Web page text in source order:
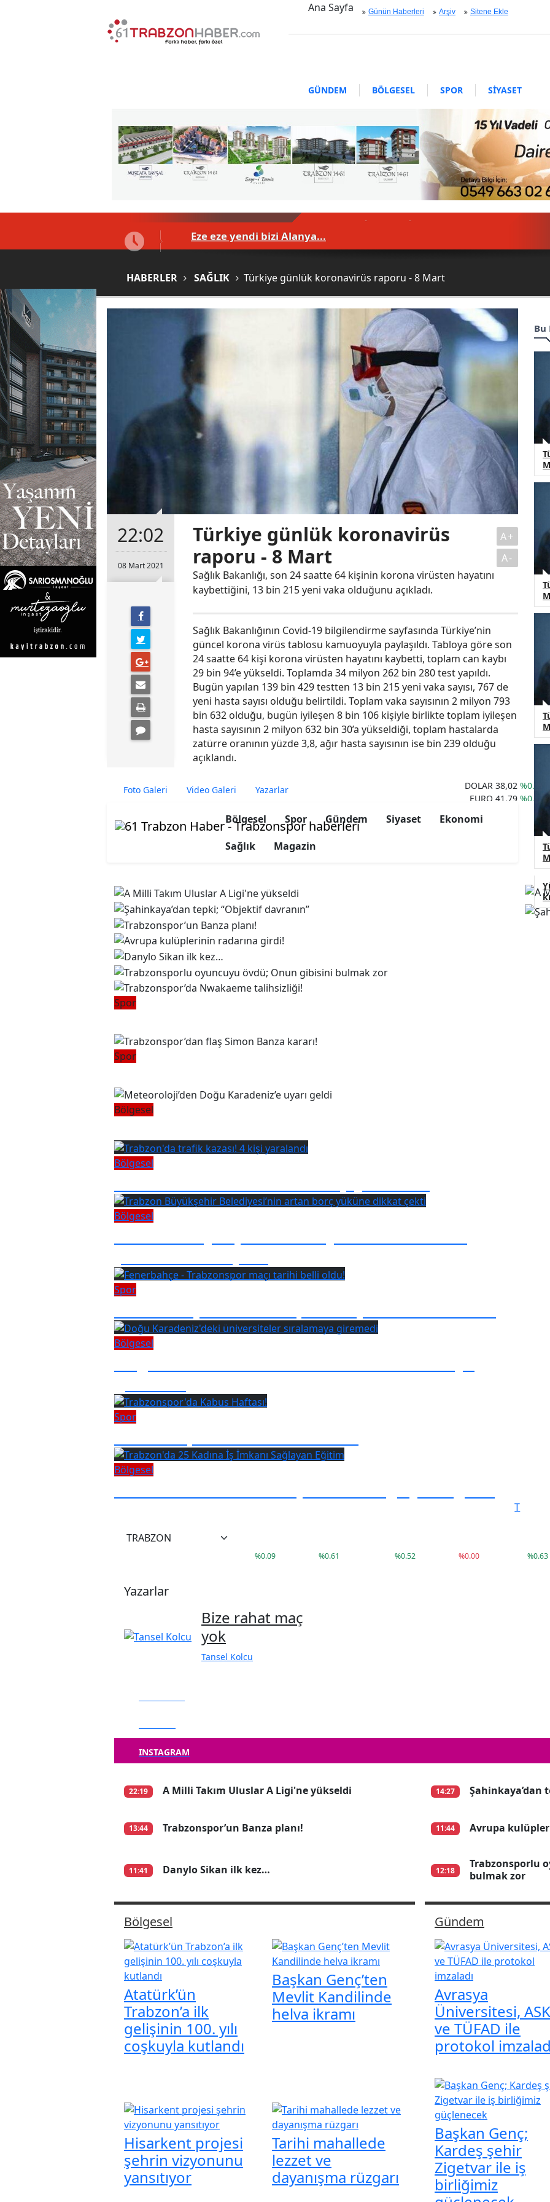
Ana Sayfa Günün Haberleri Arşiv Sitene Ekle
GÜNDEM BÖLGESEL SPOR SİYASET
EKONOMİ ASAYİŞ SAĞLIK MAGAZİN
BİLİM - TEKNOLOJİ
Eze eze yendi bizi Alanya...
HABERLER SAĞLIK Türkiye günlük koronavirüs raporu - 8 Mart
22:02
08 Mart 2021
Türkiye günlük koronavirüs
raporu - 8 Mart
Sağlık Bakanlığı, son 24 saatte 64 kişinin korona virüsten hayatını
kaybettiğini, 13 bin 215 yeni vaka olduğunu açıkladı.
A+
A-
Sağlık Bakanlığının Covid-19 bilgilendirme sayfasında Türkiye’nin
güncel korona virüs tablosu kamuoyuyla paylaşıldı. Tabloya göre son
24 saatte 64 kişi korona virüsten hayatını kaybetti, toplam can kaybı
29 bin 94’e yükseldi. Toplamda 34 milyon 262 bin 280 test yapıldı.
Bugün yapılan 139 bin 429 testten 13 bin 215 yeni vaka sayısı, 767 de
yeni hasta sayısı olduğu belirtildi. Toplam vaka sayısının 2 milyon 793
bin 632 olduğu, bugün iyileşen 8 bin 106 kişiyle birlikte toplam iyileşen
hasta sayısının 2 milyon 632 bin 30’a yükseldiği, toplam hastalarda
zatürre oranının yüzde 3,8, ağır hasta sayısının ise bin 239 olduğu
açıklandı.
Foto Galeri Video Galeri Yazarlar DOLAR 38,02 %0.09
EURO 41,79 %0.61
%0.61
ALTIN
%0.52
%0.00
%0.63
%2.91
Bölgesel Spor Gündem Siyaset
Ekonomi
Sağlık
Magazin
Spor
Spor
Bölgesel
Bölgesel
Bölgesel
Spor
Bölgesel
Spor
Bölgesel
T
%0.09 %0.61 %0.52 %0.00 %0.63
Yazarlar
Bize rahat maç
yok
Tansel Kolcu
INSTAGRAM
22:19 A Milli Takım Uluslar A Ligi'ne yükseldi 14:27 Şahinkaya’dan
13:44 Trabzonspor’un Banza planı! 11:44 Avrupa
11:41 Danylo Sikan ilk kez… 12:18
Trabzonsporlu
bulmak zor
Bölgesel
Atatürk’ün
Trabzon’a ilk
gelişinin 100. yılı
coşkuyla kutlandı
Başkan Genç’ten
Mevlit Kandilinde
helva ikramı
Hisarkent projesi
şehrin vizyonunu
yansıtıyor
Tarihi mahallede
lezzet ve
dayanışma rüzgarı
Gündem
Avrasya
Üniversitesi,
ve TÜFAD ile
protokol
Başkan Genç;
Kardeş şehir
Zigetvar ile iş
birliğimiz
Bu